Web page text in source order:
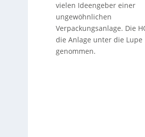
vielen Ideengeber einer
ungewöhnlichen
Verpackungsanlage. Die
die Anlage unter die Lupe
genommen.